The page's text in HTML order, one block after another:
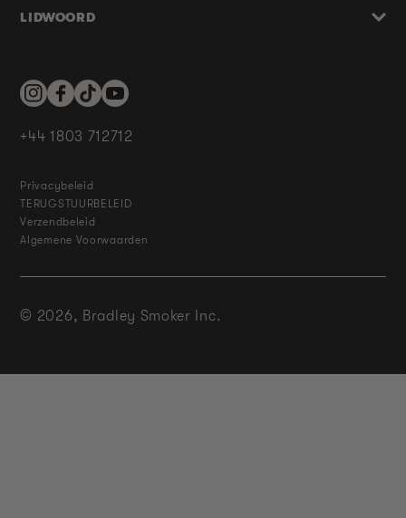
LIDWOORD
InstagramFacebookTikTokYouTube
+44 1803 712712
Privacybeleid
TERUGSTUURBELEID
Verzendbeleid
Algemene Voorwaarden
© 2026, Bradley Smoker Inc.